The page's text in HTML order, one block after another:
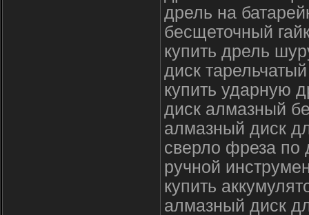
дрель на
бесщеточный
купить дрель
диск
купить ударную
диск алмазный
алмазный диск
сверло фреза по
ручной
купить
алмазный диск